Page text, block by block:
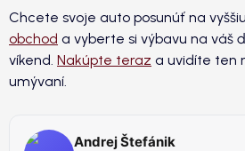
Chcete svoje auto posunúť na
obchod a vyberte si výbavu na váš
víkend. Nakúpte teraz a uvidíte ten
umývaní.
Andrej Štefánik